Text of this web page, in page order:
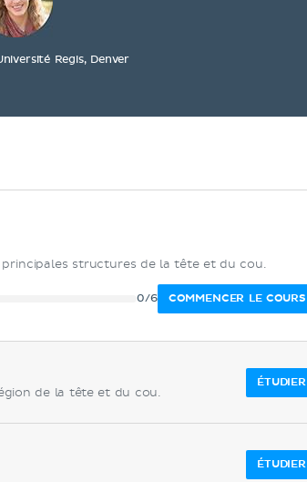
Regis, Denver
structures de la tête et du cou.
0/6 COMMENCER LE COURS
de la tête et du cou.
ÉTUDIER
ÉTUDIER